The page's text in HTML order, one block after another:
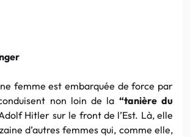
femme est embarquée de force par
non loin de la “tanière du
Hitler sur le front de l’Est. Là, elle
d’autres femmes qui, comme elle,